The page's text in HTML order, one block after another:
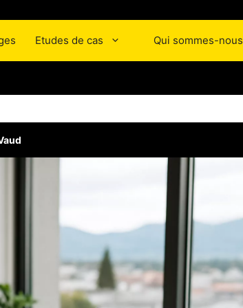
Etudes de cas Qui sommes-nous